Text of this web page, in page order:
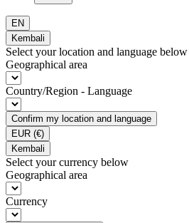
EN
Kembali
Select your location and language below
Geographical area
Country/Region - Language
Confirm my location and language
EUR (€)
Kembali
Select your currency below
Geographical area
Currency